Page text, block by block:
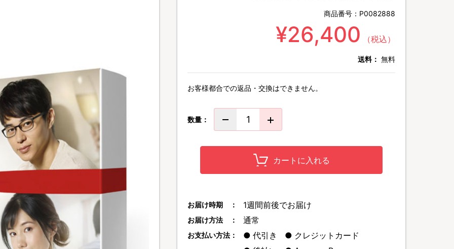
商品番号： P0082888
¥26,400 （税込）
送料： 無料
お客様都合での返品・交換はできません。
数量：
カートに入れる
お届け時期 ： 1週間前後でお届け
お届け方法 ： 通常
お支払い方法： 代引き
クレジットカード